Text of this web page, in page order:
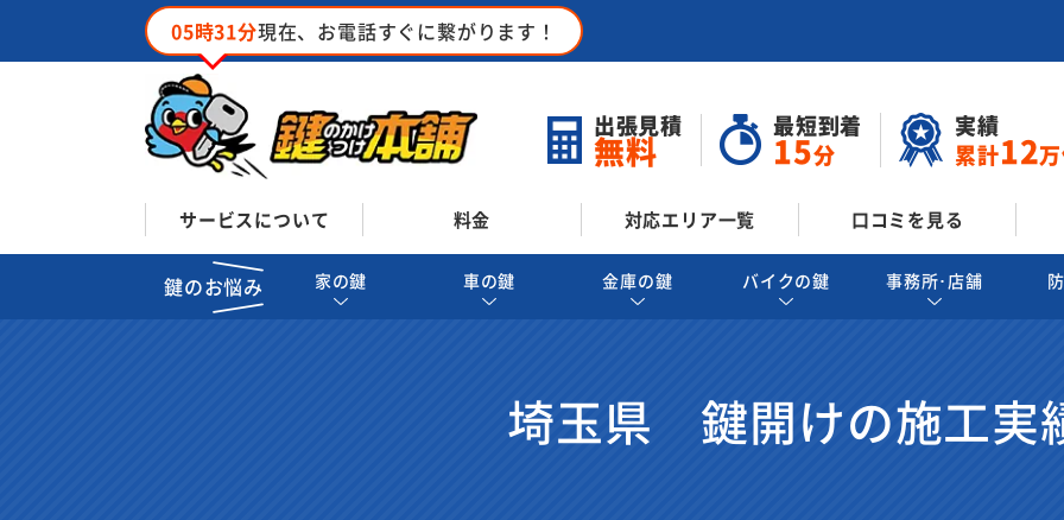
05時31分現在、お電話すぐに繋がります！
出張見積
無料
最短到着
15分
実績
累計12
サービスについて 料金 対応エリア一覧 口コミを見る
鍵のお悩み 家の鍵 車の鍵 金庫の鍵 バイクの鍵 事務所･店舗
埼玉県 鍵開けの施工実